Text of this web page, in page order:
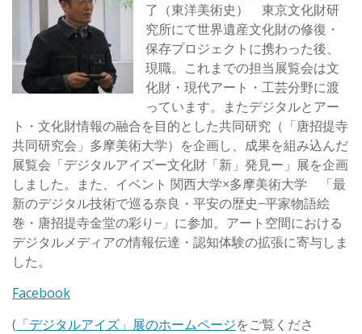
了（東洋美術史） 東京文化財研
究所にて世界遺産文化財の修復・
保存プロジェクトに携わった後、
現職。これまでの担当展覧会は文
化財・現代アート・工芸分野に渡
っています。またデジタルとアー
ト・文化財情報の融合を目的とした共同研究（「唐招提寺
共同研究会」多摩美術大学）を企画し、成果を組み込んだ
展覧会「デジタルアイズー文化財「新」発見ー」展を企画
しました。また、イベント 関西大学×多摩美術大学 「最
新のデジタル技術で巡る奈良・平安の歴史−平家物語絵
巻・唐招提寺金堂の彩り−」に参加。アート空間における
デジタルメディアの情報伝達・認知体験の拡張に寄与しま
した。
Facebook
( 「デジタルアイズ」展のホームページをご覧くださ